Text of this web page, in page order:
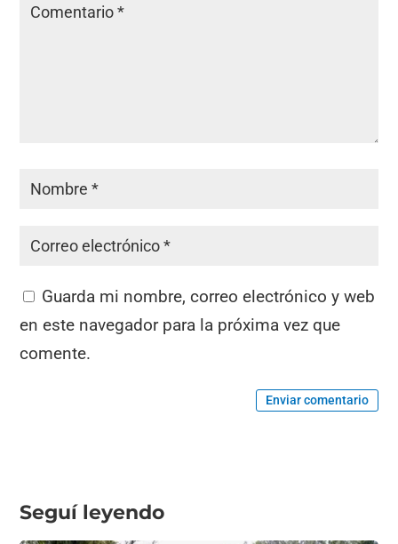
Guarda mi nombre, correo electrónico y web
en este navegador para la próxima vez que
comente.
Enviar comentario
Seguí leyendo